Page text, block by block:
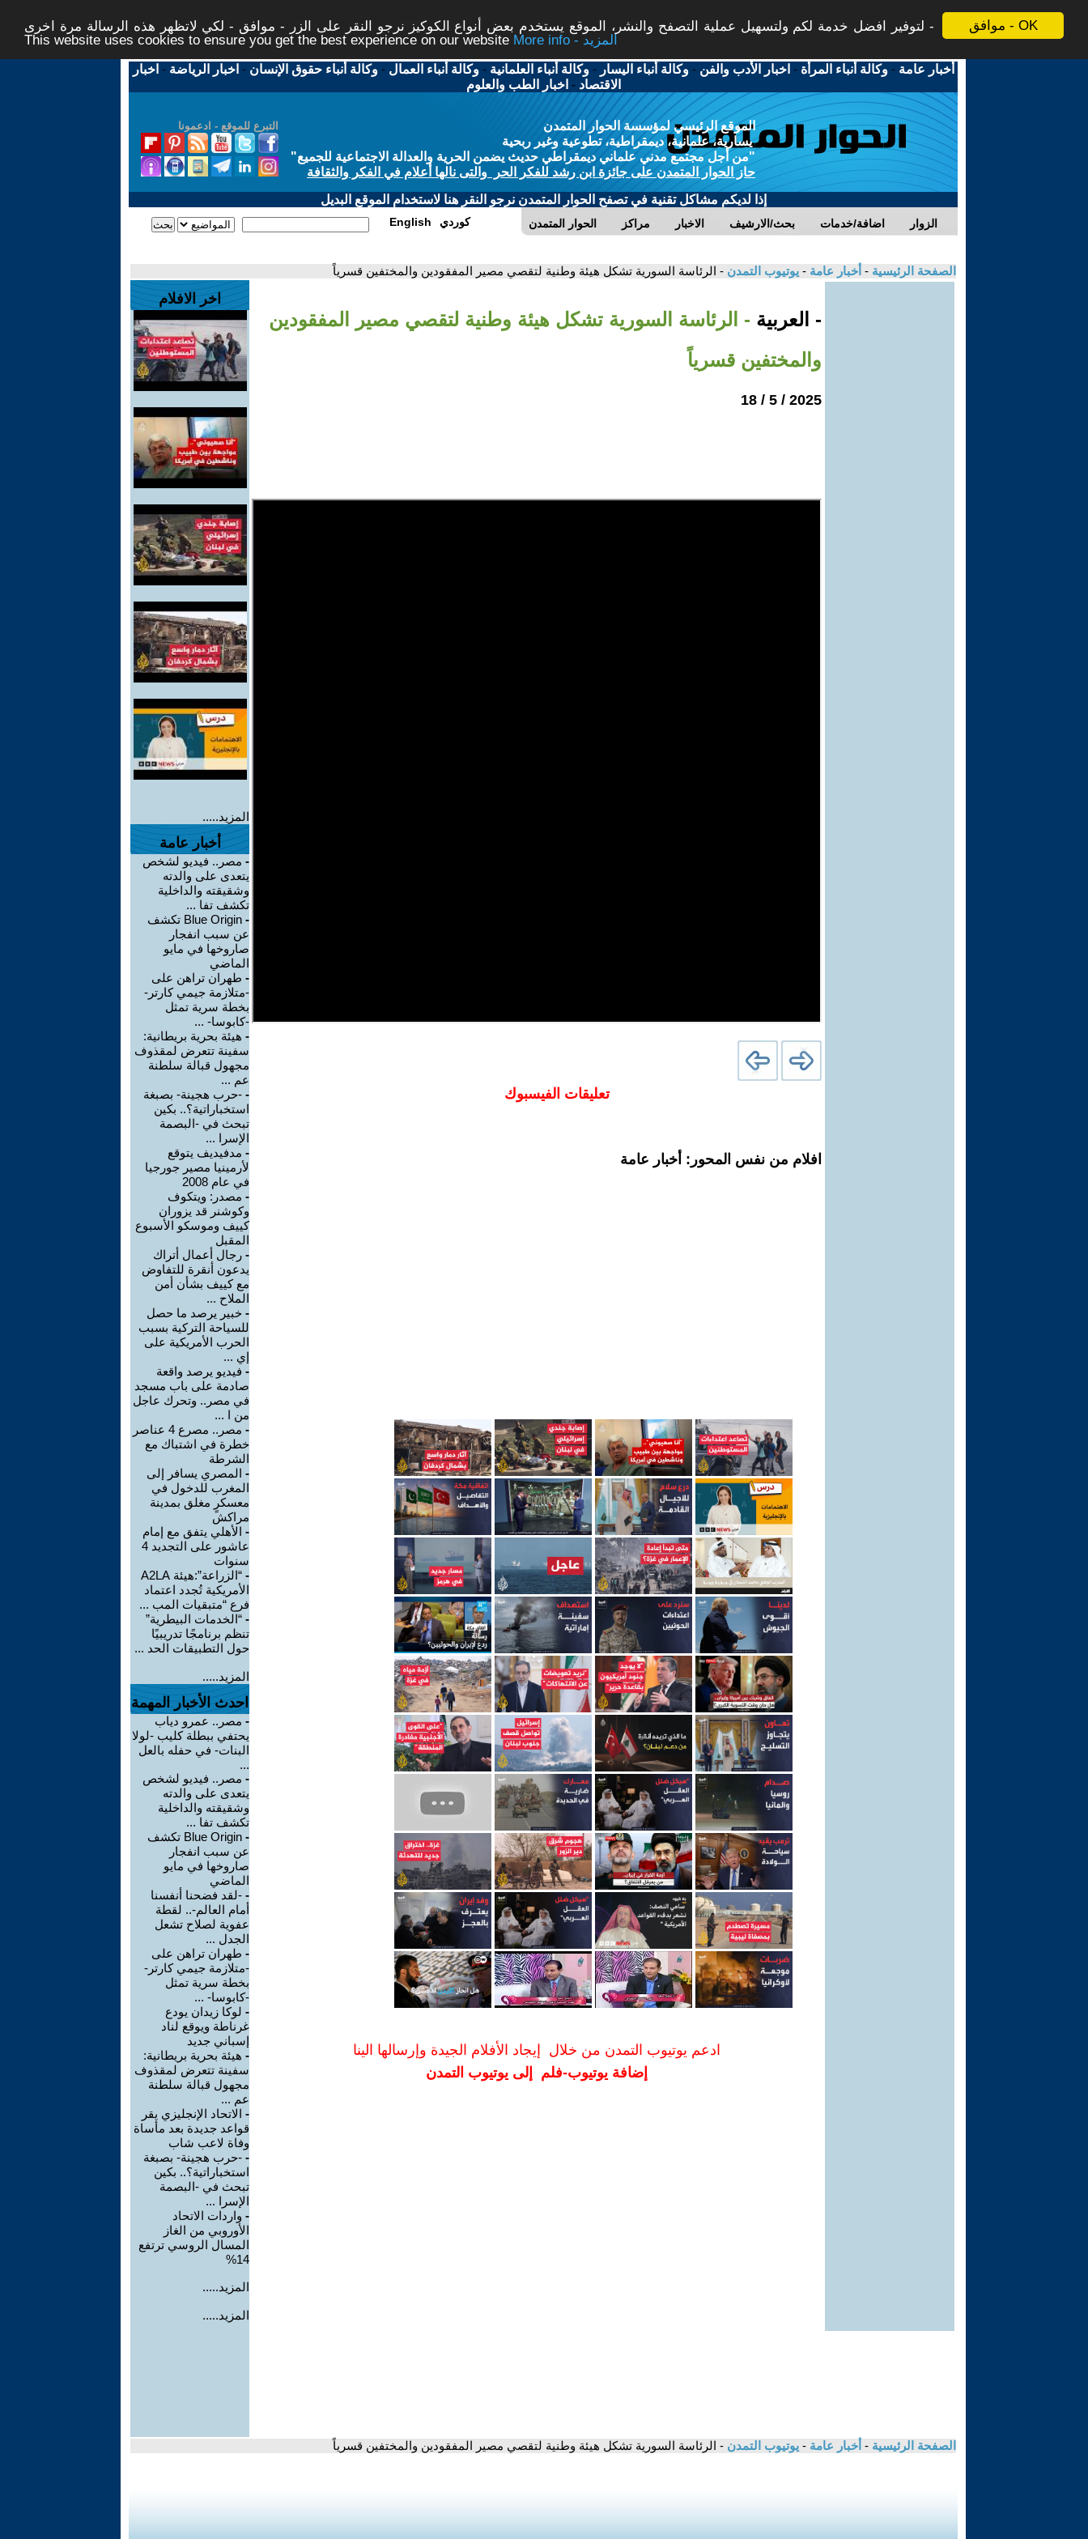
موافق - OK
لتوفير افضل خدمة لكم ولتسهيل عملية التصفح والنشر، الموقع يستخدم بعض أنواع الكوكيز نرجو النقر على الزر - موافق - لكي لاتظهر هذه الرسالة مرة اخرى -
This website uses cookies to ensure you get the best experience on our website
More info - المزيد
أخبار عامة -وكالة أنباء المرأة - اخبار الأدب والفن -وكالة أنباء اليسار -وكالة أنباء العلمانية -وكالة أنباء العمال -وكالة أنباء حقوق الإنسان - اخبار الرياضة - اخبار
الاقتصاد - اخبار الطب والعلوم
التبرع للموقع - ادعمونا
الموقع الرئيسي لمؤسسة الحوار المتمدن
يسارية، علمانية، ديمقراطية، تطوعية وغير ربحية
"من أجل مجتمع مدني علماني ديمقراطي حديث يضمن الحرية والعدالة الاجتماعية للجميع"
حاز الحوار المتمدن على جائزة ابن رشد للفكر الحر والتى نالها أعلام في الفكر والثقافة
إذا لديكم مشاكل تقنية في تصفح الحوار المتمدن نرجو النقر هنا لاستخدام الموقع البديل
الحوار المتمدن مراكز الاخبار بحث/الارشيف اضافة/خدمات الزوار English كوردي
الصفحة الرئيسية - أخبار عامة - يوتيوب التمدن - الرئاسة السورية تشكل هيئة وطنية لتقصي مصير المفقودين والمختفين قسرياً
- العربية - الرئاسة السورية تشكل هيئة وطنية لتقصي مصير المفقودين
والمختفين قسرياً
2025 / 5 / 18
تعليقات الفيسبوك
افلام من نفس المحور: أخبار عامة
ادعم يوتيوب التمدن من خلال إيجاد الأفلام الجيدة وإرسالها الينا
إضافة يوتيوب-فلم إلى يوتيوب التمدن
اخر الافلام
المزيد.....
أخبار عامة
- مصر.. فيديو لشخص
يتعدى على والدته
وشقيقته والداخلية
تكشف تفا ...
-
Blue Origin تكشف
عن سبب انفجار
صاروخها في مايو
الماضي
- طهران تراهن على
-متلازمة جيمي كارتر-
بخطة سرية تمثل
-كابوسا- ...
- هيئة بحرية بريطانية:
سفينة تتعرض لمقذوف
مجهول قبالة سلطنة
عم ...
- -حرب هجينة- بصبغة
استخباراتية؟.. بكين
تبحث في -البصمة
الإسرا ...
- مدفيديف يتوقع
لأرمينيا مصير جورجيا
في عام 2008
- مصدر: ويتكوف
وكوشنر قد يزوران
كييف وموسكو الأسبوع
المقبل
- رجال أعمال أتراك
يدعون أنقرة للتفاوض
مع كييف بشأن أمن
الملاح ...
- خبير يرصد ما حصل
للسياحة التركية بسبب
الحرب الأمريكية على
إي ...
- فيديو يرصد واقعة
صادمة على باب مسجد
في مصر.. وتحرك عاجل
من ا ...
-
مصر.. مصرع 4 عناصر
خطرة في اشتباك مع
الشرطة
- المصري يسافر إلى
المغرب للدخول في
معسكرٍ مغلق بمدينة
مراكش
- الأهلي يتفق مع إمام
عاشور على التجديد 4
سنوات
-
“الزراعة”:هيئة A2LA
الأمريكية تُجدد اعتماد
فرع “متبقيات المب ...
- “الخدمات البيطرية”
تنظم برنامجًا تدريبيًا
حول التطبيقات الحد ...
المزيد.....
احدث الأخبار المهمة
- مصر.. عمرو دياب
يحتفي ببطلة كليب -لولا
البنات- في حفله بالعل
...
- مصر.. فيديو لشخص
يتعدى على والدته
وشقيقته والداخلية
تكشف تفا ...
-
Blue Origin تكشف
عن سبب انفجار
صاروخها في مايو
الماضي
- -لقد فضحنا أنفسنا
أمام العالم-.. لقطة
عفوية لصلاح تشعل
الجدل ...
- طهران تراهن على
-متلازمة جيمي كارتر-
بخطة سرية تمثل
-كابوسا- ...
- لوكا زيدان يودع
غرناطة ويوقع لناد
إسباني جديد
- هيئة بحرية بريطانية:
سفينة تتعرض لمقذوف
مجهول قبالة سلطنة
عم ...
- الاتحاد الإنجليزي يقر
قواعد جديدة بعد مأساة
وفاة لاعب شاب
- -حرب هجينة- بصبغة
استخباراتية؟.. بكين
تبحث في -البصمة
الإسرا ...
- واردات الاتحاد
الأوروبي من الغاز
المسال الروسي ترتفع
14%
المزيد.....
المزيد.....
الصفحة الرئيسية - أخبار عامة - يوتيوب التمدن - الرئاسة السورية تشكل هيئة وطنية لتقصي مصير المفقودين والمختفين قسرياً